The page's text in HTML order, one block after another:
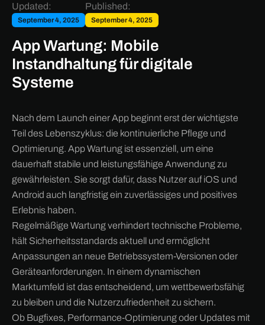
Updated:
September 4, 2025
Published:
September 4, 2025
App Wartung: Mobile
Instandhaltung für digitale
Systeme
Nach dem Launch einer App beginnt erst der wichtigste
Teil des Lebenszyklus: die kontinuierliche Pflege und
Optimierung. App Wartung ist essenziell, um eine
dauerhaft stabile und leistungsfähige Anwendung zu
gewährleisten. Sie sorgt dafür, dass Nutzer auf iOS und
Android auch langfristig ein zuverlässiges und positives
Erlebnis haben.
Regelmäßige Wartung verhindert technische Probleme,
hält Sicherheitsstandards aktuell und ermöglicht
Anpassungen an neue Betriebssystem-Versionen oder
Geräteanforderungen. In einem dynamischen
Marktumfeld ist das entscheidend, um wettbewerbsfähig
zu bleiben und die Nutzerzufriedenheit zu sichern.
Ob Bugfixes, Performance-Optimierung oder Updates mit